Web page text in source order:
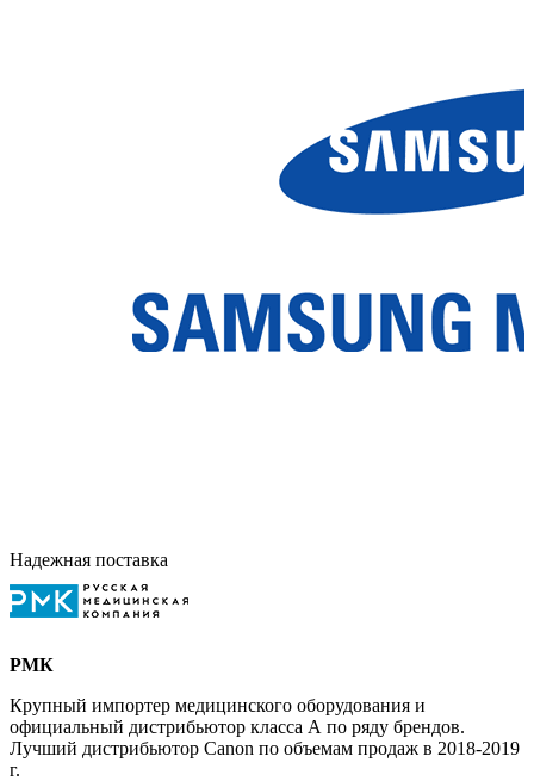
Надежная поставка
РМК
Крупный импортер медицинского оборудования и
официальный дистрибьютор класса А по ряду брендов.
Лучший дистрибьютор Canon по объемам продаж в 2018-2019
г.